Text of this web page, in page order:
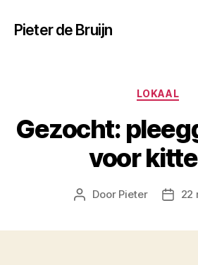
Pieter de Bruijn
LOKAAL
Gezocht:
voor
Berichtauteur
Door Pieter 22